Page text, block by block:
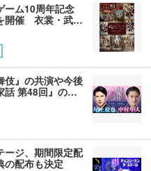
ーム10周年記念
開催 衣裳・武…
伎』の共演や今後
話 第48回』の…
ージ、期間限定配
配布も決定